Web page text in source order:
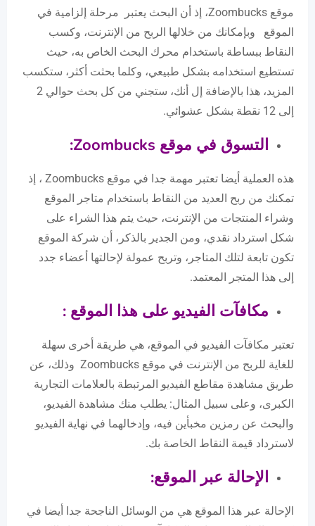
موقع Zoombucks، إذ أن البحث يعتبر مرحلة إلزامية في
الموقع وبإمكانك من خلالها الربح من الإنترنت، وكسب
النقاط ببساطة باستخدام محرك البحث الخاص به، حيث
تستطيع استخدامه بشكل طبيعي، وكلما بحثت أكثر، ستكسب
المزيد، هذا بالإضافة إل أنك، ستجني من كل بحث حوالي 2
إلى 12 نقطة بشكل عشوائي.
التسوق في موقع Zoombucks
:
هذه العملية أيضا تعتبر مهمة جدا في موقع Zoombucks ، إذ
تمكنك من ربح العديد من النقاط باستخدام متاجر الموقع
وشراء المنتجات من الإنترنت، حيث يتم هذا الشراء على
شكل استرداد نقدي، ومن الجدير بالذكر، أن شركة الموقع
تكون تابعة لتلك المتاجر، وتربح عمولة لإحالتها أعضاء جدد
إلى هذا المتجر المعتمد.
مكافآت الفيديو على هذا الموقع :
تعتبر مكافآت الفيديو في الموقع، هي طريقة أخرى سهلة
للغاية للربح من الإنترنت في موقع Zoombucks وذلك، عن
طريق مشاهدة مقاطع الفيديو المرتبطة بالعلامات التجارية
الكبرى، وعلى سبيل المثال: يطلب منك مشاهدة الفيديو،
والبحث عن رمزين مخبأين فيه، وإدخالهما في نهاية الفيديو
لاسترداد قيمة النقاط الخاصة بك.
الإحالة عبر الموقع:
الإحالة عبر هذا الموقع هي من الوسائل الناجحة جدا أيضا في